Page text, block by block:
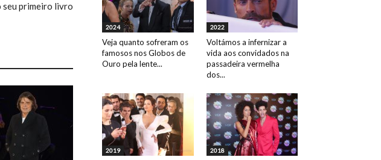
seu primeiro livro
2024
Veja quanto sofreram os
famosos nos Globos de
Ouro pela lente...
2022
Voltámos a infernizar a
vida aos convidados na
passadeira vermelha
dos...
2019 2018